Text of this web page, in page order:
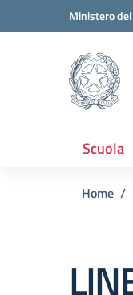
Vai ai contenuti
Vai al menu diMinistero
Scuola
Home